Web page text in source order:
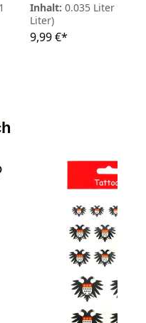
Inhalt: 0.035 Liter
Liter)
9,99 €*